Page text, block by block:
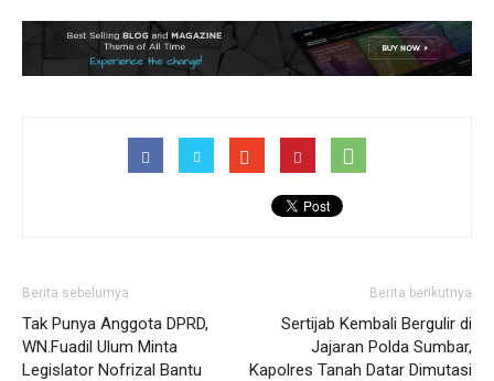
Berita sebelumya
Tak Punya Anggota DPRD,
WN.Fuadil Ulum Minta
Legislator Nofrizal Bantu
Berita berikutnya
Sertijab Kembali Bergulir di
Jajaran Polda Sumbar,
Kapolres Tanah Datar Dimutasi